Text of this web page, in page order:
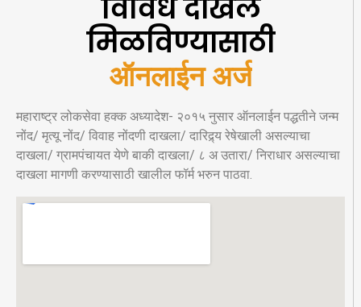
विविध दाखले
मिळविण्यासाठी
ऑनलाईन अर्ज
महाराष्ट्र लोकसेवा हक्क अध्यादेश- २०१५ नुसार ऑनलाईन पद्धतीने जन्म
नोंद/ मृत्यू नोंद/ विवाह नोंदणी दाखला/ दारिद्र्य रेषेखाली असल्याचा
दाखला/ ग्रामपंचायत येणे बाकी दाखला/ ८ अ उतारा/ निराधार असल्याचा
दाखला मागणी करण्यासाठी खालील फॉर्म भरुन पाठवा.